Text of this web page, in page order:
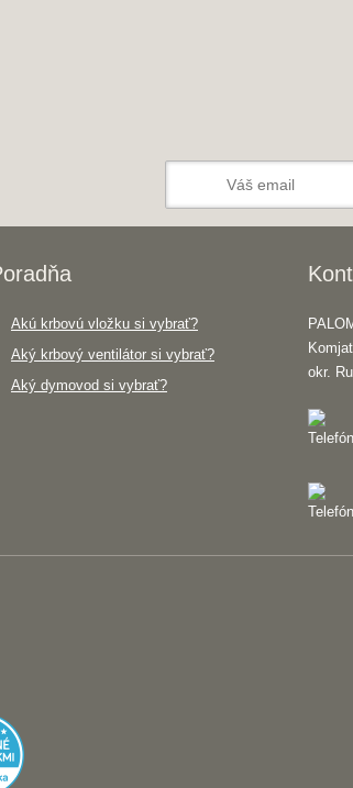
Akú krbovú vložku si vybrať?
Aký krbový ventilátor si vybrať?
Aký dymovod si vybrať?
okr.